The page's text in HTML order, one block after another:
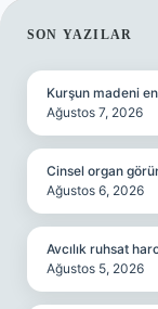
SON YAZILAR
Kurşun madeni
Ağustos 7, 2026
Cinsel organ
Ağustos 6, 2026
Avcılık ruhsat
Ağustos 5, 2026